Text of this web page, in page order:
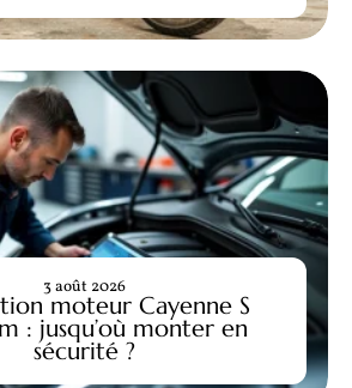
moteur Cayenne S
: jusqu’où monter en
sécurité ?
3 août 2026